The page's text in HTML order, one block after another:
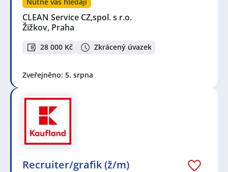
CLEAN Service CZ,spol. s r.o.
Žižkov, Praha
28 000 Kč Zkrácený úvazek
Zveřejněno: 5. srpna
Recruiter/grafik (ž/m)